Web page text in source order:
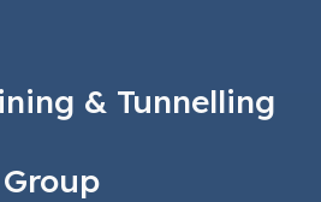
& Tunnelling
Group